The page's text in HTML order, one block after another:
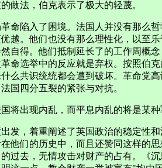
做法，伯克表示了极大的轻蔑。
陷入了困境。法国人并没有那么哲
越。他们也没有那么理性化，以至
然自得。他们抵制延长了的工作周概
命选举中的反应就是弃权。按照伯
么共识统统都会遭到破坏。革命党
国四分五裂的紧张与对抗。
出现内乱，而平息内乱的将是某种
，着重阐述了英国政治的稳定性和
他们的历史中，而且还赞同这样的
过去，无情攻击对财产的占有。《